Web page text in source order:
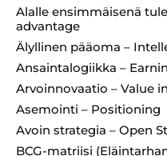
Alalle ensimmäisenä
advantage
Älyllinen pääoma –
Ansaintalogiikka –
Arvoinnovaatio – Value
Asemointi – Positioning
Avoin strategia – Open
BCG-matriisi